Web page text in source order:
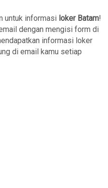
untuk informasi loker Batam!
dengan mengisi form di
informasi loker
di email kamu setiap